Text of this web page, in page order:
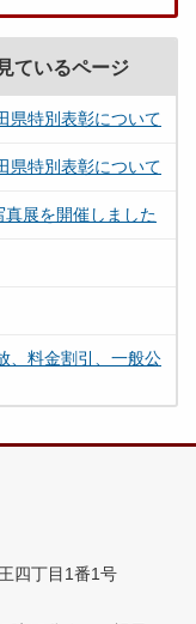
ているページ
県特別表彰について
県特別表彰について
真展を開催しました
、料金割引、一般公
四丁目1番1号